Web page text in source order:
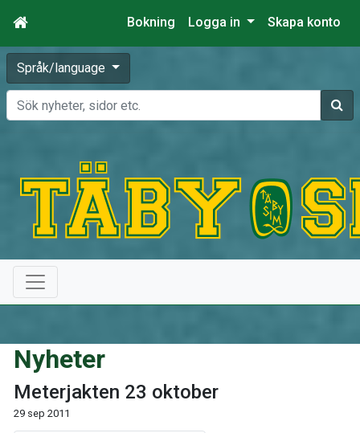
Bokning Logga in Skapa konto
Språk/language
Sök
Nyheter
Meterjakten 23 oktober
29 sep 2011